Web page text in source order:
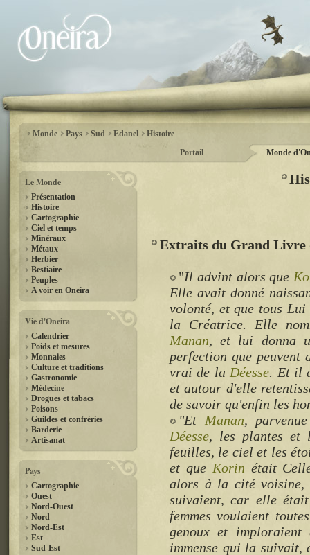
Monde Pays Sud Edanel
Histoire
Portail
Monde
Le Monde
Présentation
Histoire
Cartographie
Ciel et temps
Minéraux
Métaux
Herbier
Bestiaire
Peuples
A voir en Oneira
Vie d'Oneira
Calendrier
Poids et mesures
Monnaies
Culture et traditions
Gastronomie
Médecine
Drogues et tabacs
Poisons
Guildes et confréries
Barderie
Artisanat
Pays
Cartographie
Ouest
Nord-Ouest
Nord
Nord-Est
Est
Sud-Est
Extraits du Grand Livre
"Il advint alors que
Elle avait donné
volonté, et que tous
la Créatrice. Elle
Manan, et lui donna
perfection que peuvent
vrai de la Déesse. Et il
et autour d'elle
de savoir qu'enfin les
"Et Manan,
Déesse, les plantes et
feuilles, le ciel et les
et que Korin était
alors à la cité voisine,
suivaient, car elle
femmes voulaient
genoux et
immense qui la suivait,